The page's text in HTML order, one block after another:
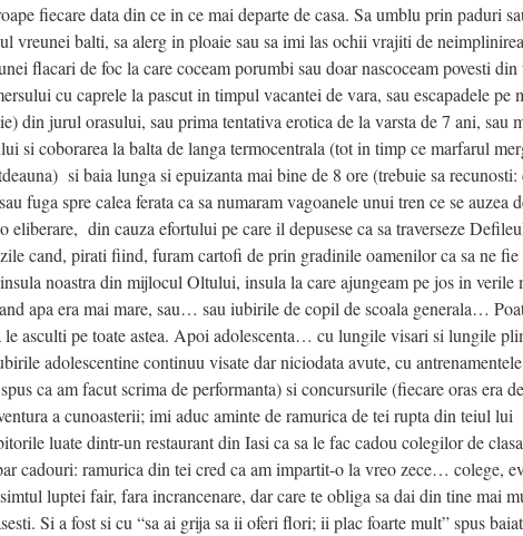
fiecare data din ce in ce mai departe de casa. Sa umblu prin paduri
vreunei balti, sa alerg in ploaie sau sa imi las ochii vrajiti de neimplinirea
flacari de foc la care coceam porumbi sau doar nascoceam povesti
cu caprele la pascut in timpul vacantei de vara, sau escapadele pe
din jurul orasului, sau prima tentativa erotica de la varsta de 7 ani, sau
si coborarea la balta de langa termocentrala (tot in timp ce marfarul
si baia lunga si epuizanta mai bine de 8 ore (trebuie sa recunosti:
fuga spre calea ferata ca sa numaram vagoanele unui tren ce se auzea
eliberare, din cauza efortului pe care il depusese ca sa traverseze
cand, pirati fiind, furam cartofi de prin gradinile oamenilor ca sa ne fie
noastra din mijlocul Oltului, insula la care ajungeam pe jos in verile
apa era mai mare, sau… sau iubirile de copil de scoala generala…
le asculti pe toate astea. Apoi adolescenta… cu lungile visari si lungile
adolescentine continuu visate dar niciodata avute, cu antrenamentele
ca am facut scrima de performanta) si concursurile (fiecare oras era de
a cunoasterii; imi aduc aminte de ramurica de tei rupta din teiul lui
luate dintr-un restaurant din Iasi ca sa le fac cadou colegilor de
cadouri: ramurica din tei cred ca am impartit-o la vreo zece… colege,
luptei fair, fara incrancenare, dar care te obliga sa dai din tine mai
Si a fost si cu “sa ai grija sa ii oferi flori; ii plac foarte mult” spus